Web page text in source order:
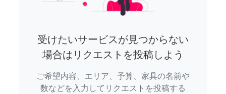
受けたいサービスが見つからない
場合はリクエストを投稿しよう
ご希望内容、エリア、予算、家具の名前や
数などを入力してリクエストを投稿する